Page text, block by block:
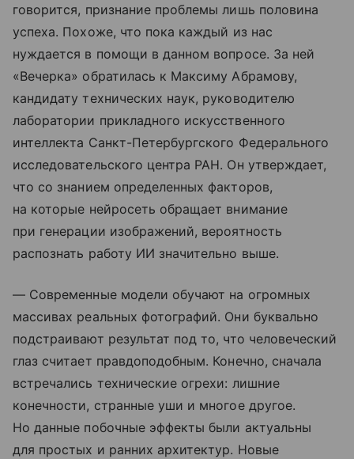
говорится, признание проблемы лишь половина
успеха. Похоже, что пока каждый из нас
нуждается в помощи в данном вопросе. За ней
«Вечерка» обратилась к Максиму Абрамову,
кандидату технических наук, руководителю
лаборатории прикладного искусственного
интеллекта Санкт-Петербургского Федерального
исследовательского центра РАН. Он утверждает,
что со знанием определенных факторов,
на которые нейросеть обращает внимание
при генерации изображений, вероятность
распознать работу ИИ значительно выше.
— Современные модели обучают на огромных
массивах реальных фотографий. Они буквально
подстраивают результат под то, что человеческий
глаз считает правдоподобным. Конечно, сначала
встречались технические огрехи: лишние
конечности, странные уши и многое другое.
Но данные побочные эффекты были актуальны
для простых и ранних архитектур. Новые